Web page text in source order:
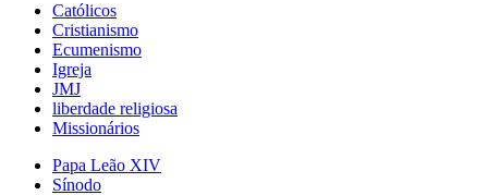
Católicos
Cristianismo
Ecumenismo
Igreja
JMJ
liberdade religiosa
Missionários
Papa Leão XIV
Sínodo